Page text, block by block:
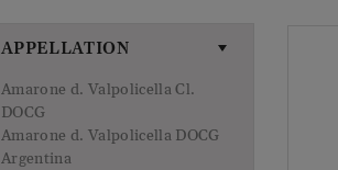
APPELLATION
Amarone d. Valpolicella Cl.
DOCG
Amarone d. Valpolicella DOCG
Argentina